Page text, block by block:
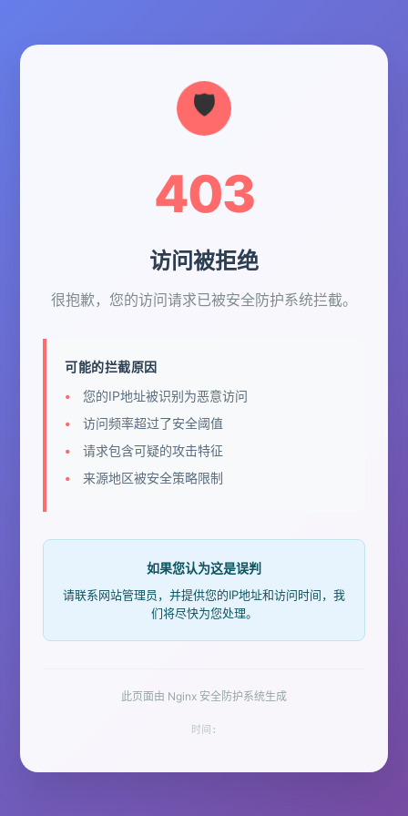
403
访问被拒绝
很抱歉，您的访问请求已被安全防护系统拦截。
可能的拦截原因
您的IP地址被识别为恶意访问
访问频率超过了安全阈值
请求包含可疑的攻击特征
来源地区被安全策略限制
如果您认为这是误判
请联系网站管理员，并提供您的IP地址和访问时间，我
们将尽快为您处理。
此页面由 Nginx 安全防护系统生成
时间: